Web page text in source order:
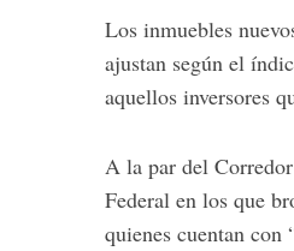
Los inmuebles
ajustan según el
aquellos inversores
A la par del
Federal en los que
quienes cuentan con
S